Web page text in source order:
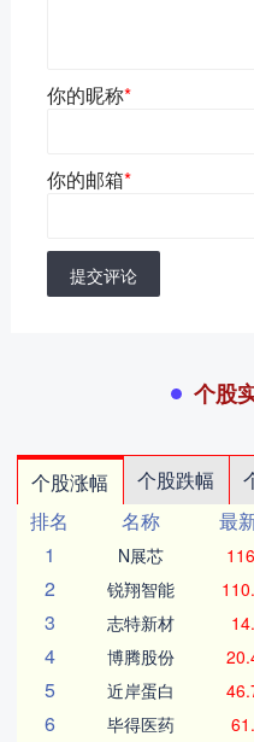
你的昵称*
你的邮箱*
提交评论
个股
个股涨幅 个股跌幅
排名
名称 最
1
N展芯
2 锐翔智能
3 志特新材
4 博腾股份
5 近岸蛋白
6 毕得医药